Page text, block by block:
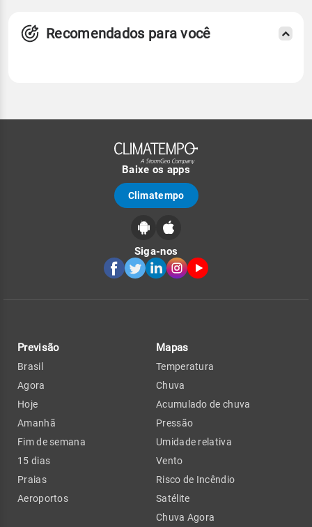
Recomendados para você
Baixe os apps
Climatempo
Siga-nos
Previsão
Brasil
Agora
Hoje
Amanhã
Fim de semana
15 dias
Praias
Aeroportos
Mapas
Temperatura
Chuva
Acumulado de chuva
Pressão
Umidade relativa
Vento
Risco de Incêndio
Satélite
Chuva Agora